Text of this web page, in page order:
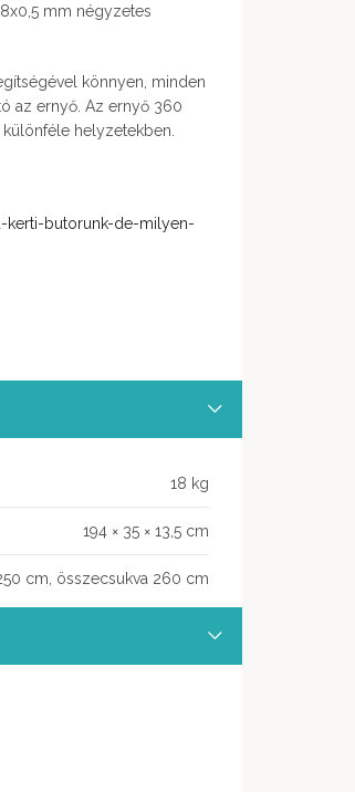
mm négyzetes
könnyen, minden
az ernyő. Az ernyő 360
helyzetekben.
kerti-butorunk-de-milyen-
18 kg
194 × 35 × 13,5 cm
cm, összecsukva 260 cm